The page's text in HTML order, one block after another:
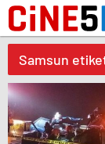
Samsun